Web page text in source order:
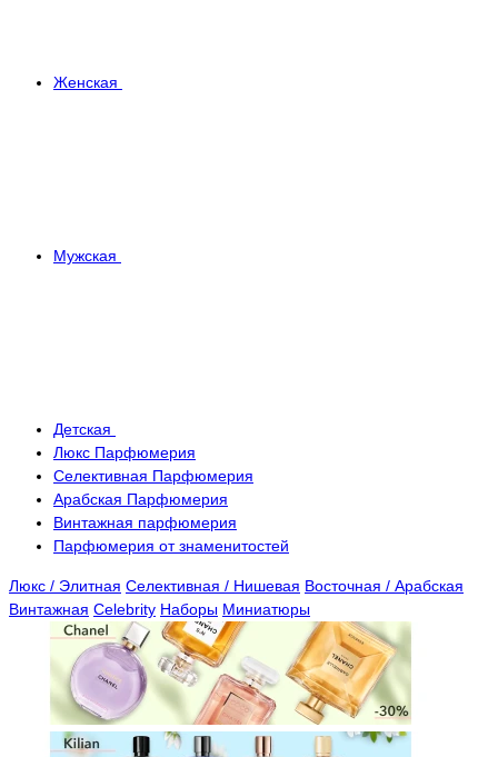
Женская
Мужская
Детская
Люкс Парфюмерия
Селективная Парфюмерия
Арабская Парфюмерия
Винтажная парфюмерия
Парфюмерия от знаменитостей
Люкс / Элитная Селективная / Нишевая Восточная / Арабская
Винтажная Celebrity Наборы Миниатюры